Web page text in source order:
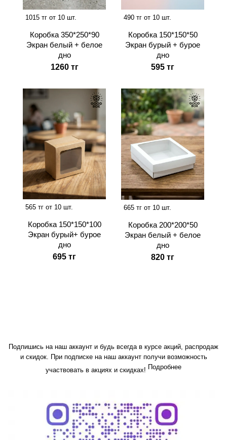
1015 тг от 10 шт.
Коробка 350*250*90
Экран белый + белое
дно
1260 тг
490 тг от 10 шт.
Коробка 150*150*50
Экран бурый + бурое
дно
595 тг
565 тг от 10 шт.
Коробка 150*150*100
Экран бурый+ бурое
дно
695 тг
665 тг от 10 шт.
Коробка 200*200*50
Экран белый + белое
дно
820 тг
Подпишись на наш аккаунт и будь всегда в курсе акций, распродаж
и скидок. При подписке на наш аккаунт получи возможность
участвовать в акциях и скидках! Подробнее